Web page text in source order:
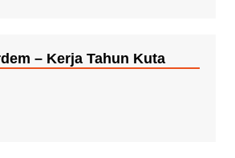
– Kerja Tahun Kuta